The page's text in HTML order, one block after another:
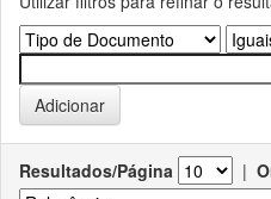
Resultados/Página |